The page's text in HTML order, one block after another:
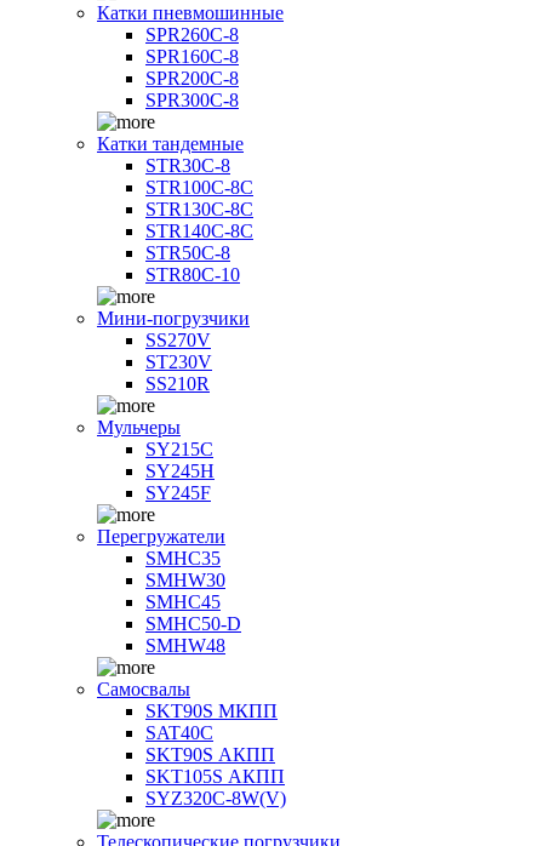
Катки пневмошинные
SPR260C-8
SPR160C-8
SPR200C-8
SPR300C-8
Катки тандемные
STR30C-8
STR100C-8С
STR130C-8С
STR140C-8С
STR50C-8
STR80C-10
Мини-погрузчики
SS270V
ST230V
SS210R
Мульчеры
SY215C
SY245H
SY245F
Перегружатели
SMHC35
SMHW30
SMHC45
SMHC50-D
SMHW48
Самосвалы
SKT90S МКПП
SAT40C
SKT90S АКПП
SKT105S АКПП
SYZ320C-8W(V)
Телескопические погрузчики